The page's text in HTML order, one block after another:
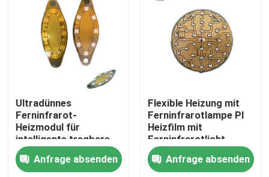
Über uns
Fabrik-Ausflug
Qualitätskontrolle
Nachrichten
Fordern Sie ein Zitat
Ultradünnes
Ferninfrarot-
Heizmodul für
intelligente tragbare
Geräte
Anfrage absenden
Flexible Heizung mit
Ferninfrarotlampe PI
Heizfilm mit
Ferninfrarotlicht
Anfrage absenden